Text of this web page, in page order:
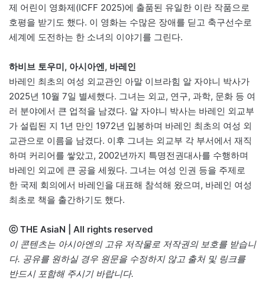
제 어린이 영화제(ICFF 2025)에 출품된 유일한 이란 작품으로
호평을 받기도 했다. 이 영화는 수많은 장애를 딛고 축구선수로
세계에 도전하는 한 소녀의 이야기를 그린다.
하비브 토우미, 아시아엔, 바레인
바레인 최초의 여성 외교관인 아말 이브라힘 알 자야니 박사가
2025년 10월 7일 별세했다. 그녀는 외교, 연구, 과학, 문화 등 여
러 분야에서 큰 업적을 남겼다. 알 자야니 박사는 바레인 외교부
가 설립된 지 1년 만인 1972년 입봉하며 바레인 최초의 여성 외
교관으로 이름을 남겼다. 이후 그녀는 외교부 각 부서에서 재직
하며 커리어를 쌓았고, 2002년까지 특명전권대사를 수행하며
바레인 외교에 큰 공을 세웠다. 그녀는 여성 인권 등을 주제로
한 국제 회의에서 바레인을 대표해 참석해 왔으며, 바레인 여성
최초로 책을 출간하기도 했다.
ⓒ THE AsiaN | All rights reserved
이 콘텐츠는 아시아엔의 고유 저작물로 저작권의 보호를 받습니
다. 공유를 원하실 경우 원문을 수정하지 않고 출처 및 링크를
반드시 포함해 주시기 바랍니다.